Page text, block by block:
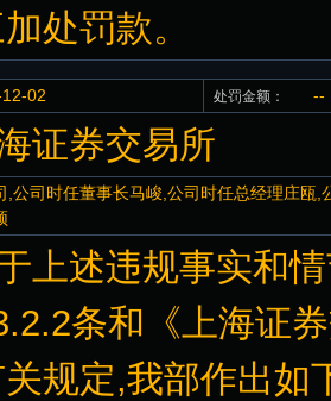
处罚款。
02 处罚金额： --
海证券交易所
,公司时任董事长马峻,公司时任总经理庄瓯,
上述违规事实和
条和《上海证
规定,我部作出如